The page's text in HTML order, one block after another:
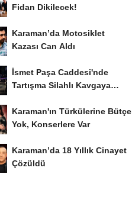
Fidan Dikilecek!
Karaman’da Motosiklet
Kazası Can Aldı
İsmet Paşa Caddesi'nde
Tartışma Silahlı Kavgaya
Karaman'ın Türkülerine Bütçe
Yok, Konserlere Var
Karaman’da 18 Yıllık Cinayet
Çözüldü